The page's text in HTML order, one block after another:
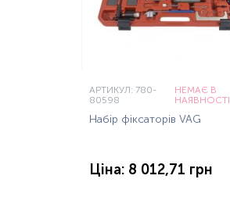
АРТИКУЛ: 780-
80598
НЕМАЄ В
НАЯВНОСТІ
Набір фіксаторів VAG
Ціна: 8 012,71 грн